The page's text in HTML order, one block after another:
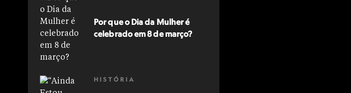
Por que o Dia da Mulher é
celebrado em 8 de março?
HISTÓRIA